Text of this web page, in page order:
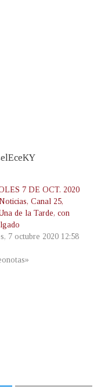
7 DE OCT. 2020
Canal 25,
de la Tarde, con
7 octubre 2020 12:58